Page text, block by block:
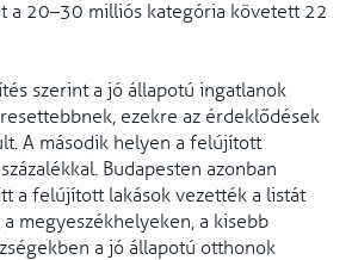
a 20–30 milliós kategória követett 22
szerint a jó állapotú ingatlanok
ezekre az érdeklődések
A második helyen a felújított
Budapesten azonban
a felújított lakások vezették a listát
megyeszékhelyeken, a kisebb
a jó állapotú otthonok